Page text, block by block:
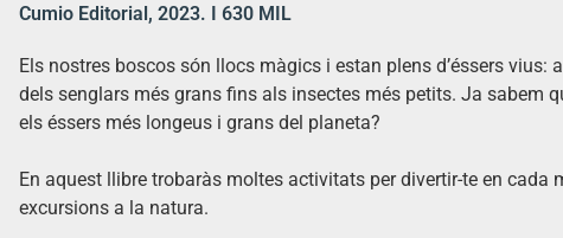
Cumio Editorial, 2023. I 630 MIL
Els nostres boscos són llocs màgics i estan plens d’éssers vius:
dels senglars més grans fins als insectes més petits. Ja sabem
els éssers més longeus i grans del planeta?
En aquest llibre trobaràs moltes activitats per divertir-te en cada
excursions a la natura.